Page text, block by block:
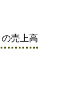
売上高